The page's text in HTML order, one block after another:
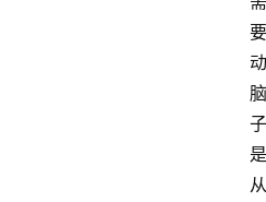
要
动
脑
子
是
从